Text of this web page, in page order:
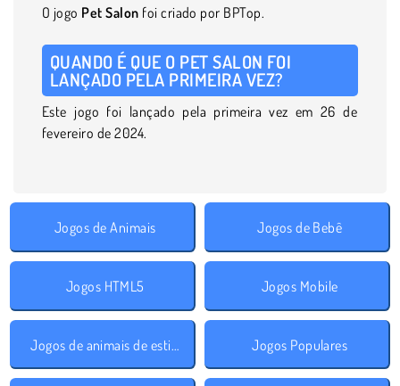
O jogo Pet Salon foi criado por BPTop.
QUANDO É QUE O PET SALON FOI
LANÇADO PELA PRIMEIRA VEZ?
Este jogo foi lançado pela primeira vez em 26 de
fevereiro de 2024.
Jogos de Animais Jogos de Bebê
Jogos HTML5 Jogos Mobile
Jogos de animais de estimação Jogos Populares